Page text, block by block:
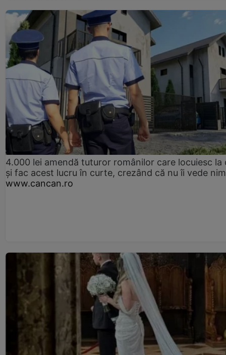
4.000 lei amendă tuturor românilor care locuiesc la
și fac acest lucru în curte, crezând că nu îi vede
www.cancan.ro